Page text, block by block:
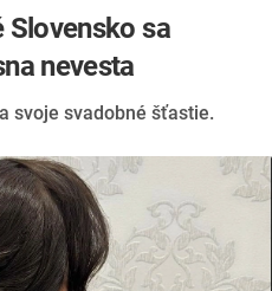
Slovensko sa
nevesta
svoje svadobné šťastie.